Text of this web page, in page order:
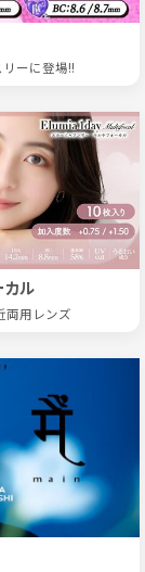
ーに登場!!
カル
両用レンズ